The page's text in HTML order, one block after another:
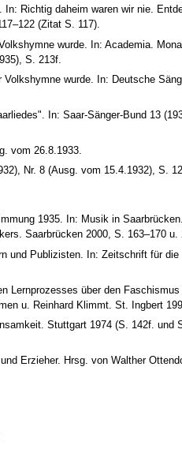
Richtig daheim waren wir nie.
(Zitat S. 117).
wurde. In: Academia.
S. 213f.
wurde. In: Deutsche
In: Saar-Sänger-Bund 13
vom 26.8.1933.
Nr. 8 (Ausg. vom 15.4.1932), S.
1935. In: Musik in
Saarbrücken 2000, S. 163–170 u.
und Publizisten. In: Zeitschrift für
Lernprozesses über den Faschismus
u. Reinhard Klimmt. St. Ingbert
Stuttgart 1974 (S. 142f. und
Erzieher. Hrsg. von Walther